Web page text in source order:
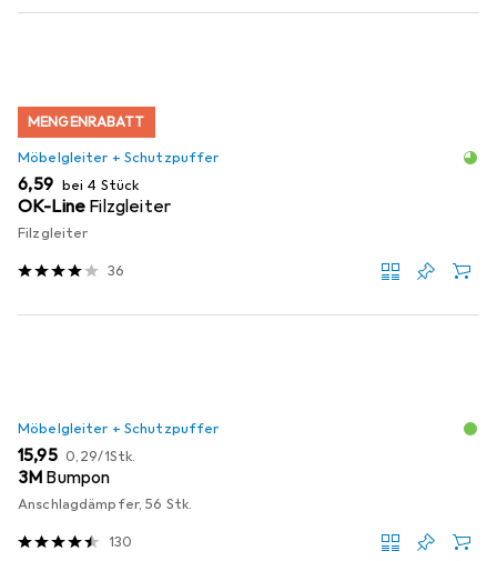
MENGENRABATT
Möbelgleiter + Schutzpuffer
EUR
6,59 bei 4 Stück
OK-Line Filzgleiter
Filzgleiter
36
Möbelgleiter + Schutzpuffer
EUR
15,95 EUR
0,29/1Stk.
3M Bumpon
Anschlagdämpfer, 56 Stk.
130